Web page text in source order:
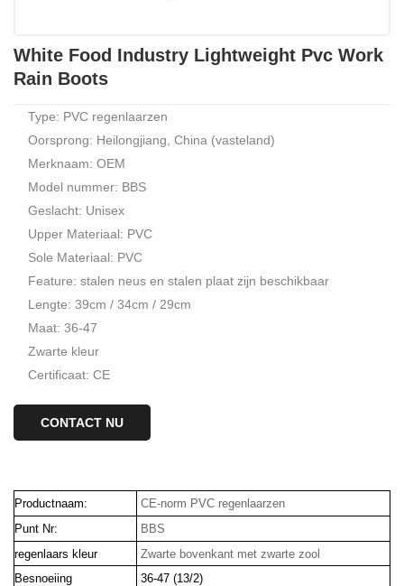
White Food Industry Lightweight Pvc Work
Rain Boots
Type: PVC regenlaarzen
Oorsprong: Heilongjiang, China (vasteland)
Merknaam: OEM
Model nummer: BBS
Geslacht: Unisex
Upper Materiaal: PVC
Sole Materiaal: PVC
Feature: stalen neus en stalen plaat zijn beschikbaar
Lengte: 39cm / 34cm / 29cm
Maat: 36-47
Zwarte kleur
Certificaat: CE
CONTACT NU
Productnaam:
CE-norm PVC regenlaarzen
Punt Nr:
BBS
regenlaars kleur
Zwarte bovenkant met zwarte zool
Besnoeiing
36-47 (13/2)